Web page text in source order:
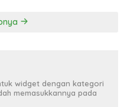
widget dengan kategori
memasukkannya pada